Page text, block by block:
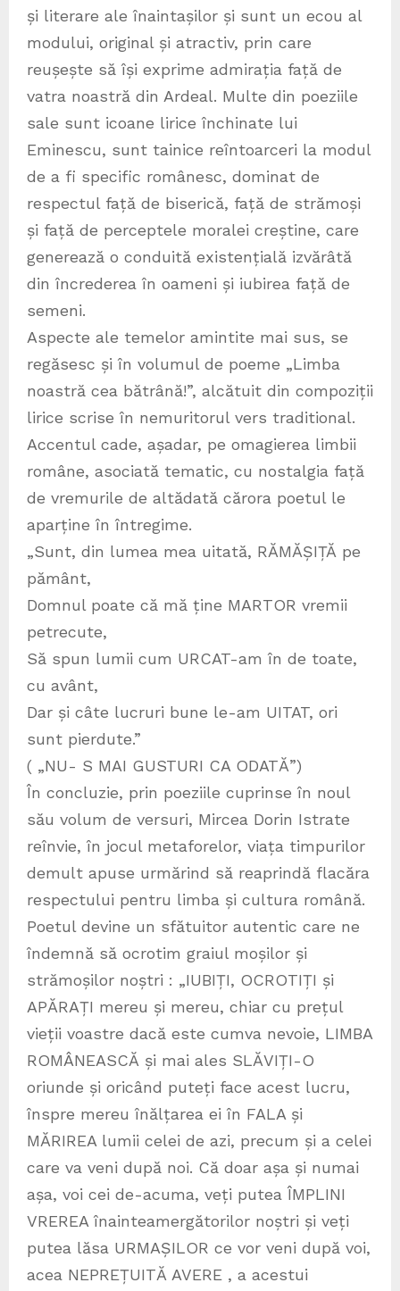
și literare ale înaintașilor și sunt un ecou al
modului, original și atractiv, prin care
reușește să își exprime admirația față de
vatra noastră din Ardeal. Multe din poeziile
sale sunt icoane lirice închinate lui
Eminescu, sunt tainice reîntoarceri la modul
de a fi specific românesc, dominat de
respectul față de biserică, față de strămoși
și față de perceptele moralei creștine, care
generează o conduită existențială izvărâtă
din încrederea în oameni și iubirea față de
semeni.
Aspecte ale temelor amintite mai sus, se
regăsesc și în volumul de poeme „Limba
noastră cea bătrână!”, alcătuit din compoziții
lirice scrise în nemuritorul vers traditional.
Accentul cade, așadar, pe omagierea limbii
române, asociată tematic, cu nostalgia față
de vremurile de altădată cărora poetul le
aparține în întregime.
„Sunt, din lumea mea uitată, RĂMĂȘIȚĂ pe
pământ,
Domnul poate că mă ține MARTOR vremii
petrecute,
Să spun lumii cum URCAT-am în de toate,
cu avânt,
Dar și câte lucruri bune le-am UITAT, ori
sunt pierdute.”
( „NU- S MAI GUSTURI CA ODATĂ”)
În concluzie, prin poeziile cuprinse în noul
său volum de versuri, Mircea Dorin Istrate
reînvie, în jocul metaforelor, viața timpurilor
demult apuse urmărind să reaprindă flacăra
respectului pentru limba și cultura română.
Poetul devine un sfătuitor autentic care ne
îndemnă să ocrotim graiul moșilor și
strămoșilor noștri : „IUBIȚI, OCROTIȚI și
APĂRAȚI mereu și mereu, chiar cu prețul
vieții voastre dacă este cumva nevoie, LIMBA
ROMÂNEASCĂ și mai ales SLĂVIȚI-O
oriunde și oricând puteți face acest lucru,
înspre mereu înălțarea ei în FALA și
MĂRIREA lumii celei de azi, precum și a celei
care va veni după noi. Că doar așa și numai
așa, voi cei de-acuma, veți putea ÎMPLINI
VREREA înainteamergătorilor noștri și veți
putea lăsa URMAȘILOR ce vor veni după voi,
acea NEPREȚUITĂ AVERE , a acestui